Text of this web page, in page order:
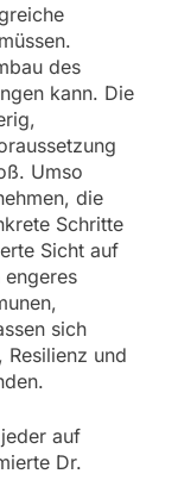
des
kann. Die
Umso
die
Schritte
Sicht auf
sich
und
auf
Dr.